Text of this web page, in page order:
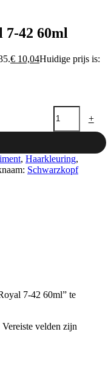
7-42 60ml
€ 10,04Huidige prijs is:
+
, Haarkleuring,
Schwarzkopf
7-42 60ml” te
Vereiste velden zijn